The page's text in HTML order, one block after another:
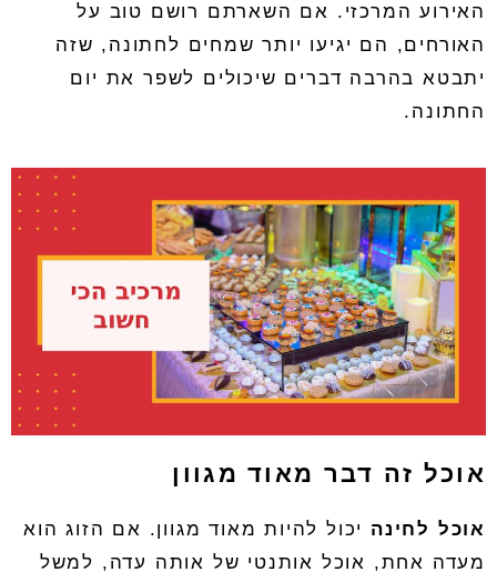
האירוע המרכזי. אם השארתם רושם טוב על
האורחים, הם יגיעו יותר שמחים לחתונה, שזה
יתבטא בהרבה דברים שיכולים לשפר את יום
החתונה.
אוכל זה דבר מאוד מגוון
אוכל לחינה יכול להיות מאוד מגוון. אם הזוג הוא
מעדה אחת, אוכל אותנטי של אותה עדה, למשל